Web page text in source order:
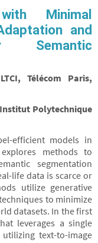
Minimal
and
Semantic
Télécom Paris,
Polytechnique
efficient models in
methods to
segmentation
life data is scarce or
utilize generative
to minimize
datasets. In the first
leverages a single
text-to-image